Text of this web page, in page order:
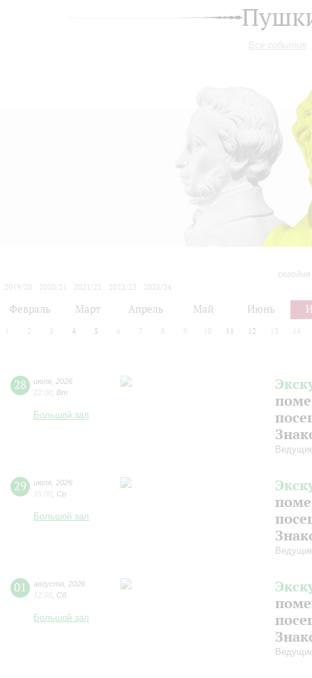
Все события
2019/20
2020/21 2021/22 2022/23
2023/24
Февраль Март Апрель Май Июнь
2 3 4 5 6 7 8 9 10 11 12 13 14
28 июля 2026
12:00 Вт
Большой зал
29 июля 2026
15:00 Ср
Большой зал
01 августа
2026
12:00 Сб
Большой зал